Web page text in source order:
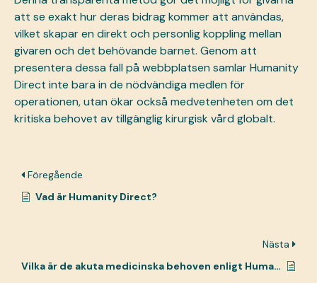
att se exakt hur deras bidrag kommer att användas,
vilket skapar en direkt och personlig koppling mellan
givaren och det behövande barnet. Genom att
presentera dessa fall på webbplatsen samlar Humanity
Direct inte bara in de nödvändiga medlen för
operationen, utan ökar också medvetenheten om det
kritiska behovet av tillgänglig kirurgisk vård globalt.
Föregående
Vad är Humanity Direct?
Nästa
Vilka är de akuta medicinska behoven enligt Humanity Direct?